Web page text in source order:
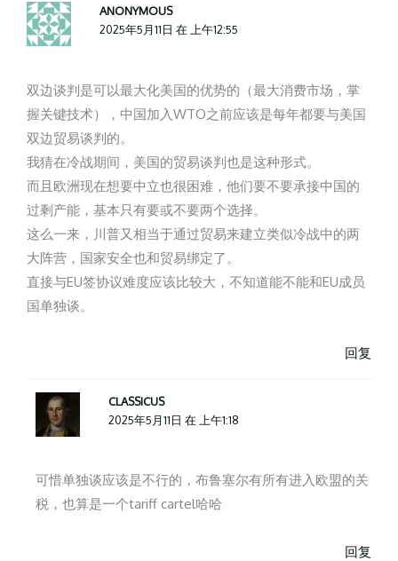
ANONYMOUS
2025年5月11日 在 上午12:55
双边谈判是可以最大化美国的优势的（最大消费市场，掌
握关键技术），中国加入WTO之前应该是每年都要与美国
双边贸易谈判的。
我猜在冷战期间，美国的贸易谈判也是这种形式。
而且欧洲现在想要中立也很困难，他们要不要承接中国的
过剩产能，基本只有要或不要两个选择。
这么一来，川普又相当于通过贸易来建立类似冷战中的两
大阵营，国家安全也和贸易绑定了。
直接与EU签协议难度应该比较大，不知道能不能和EU成员
国单独谈。
回复
CLASSICUS
2025年5月11日 在 上午1:18
可惜单独谈应该是不行的，布鲁塞尔有所有进入欧盟的关
税，也算是一个tariff cartel哈哈
回复